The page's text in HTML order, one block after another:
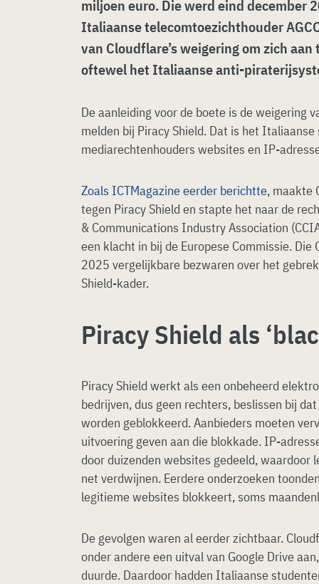
miljoen euro. Die werd eind december
Italiaanse telecomtoezichthouder
van Cloudflare’s weigering om zich
oftewel het Italiaanse anti-
De aanleiding voor de boete is de weigering
melden bij Piracy Shield. Dat is het
mediarechtenhouders websites en IP-
Zoals ICTMagazine eerder berichtte, maakte
tegen Piracy Shield en stapte het naar de
& Communications Industry Association
een klacht in bij de Europese Commissie.
2025 vergelijkbare bezwaren over het
Shield-kader.
Piracy Shield als
Piracy Shield werkt als een onbeheerd
bedrijven, dus geen rechters, beslissen bij
worden geblokkeerd. Aanbieders moeten
uitvoering geven aan die blokkade. IP-
door duizenden websites gedeeld,
net verdwijnen. Eerdere onderzoeken
legitieme websites blokkeert, soms
De gevolgen waren al eerder zichtbaar.
onder andere een uitval van Google Drive
duurde. Daardoor hadden Italiaanse